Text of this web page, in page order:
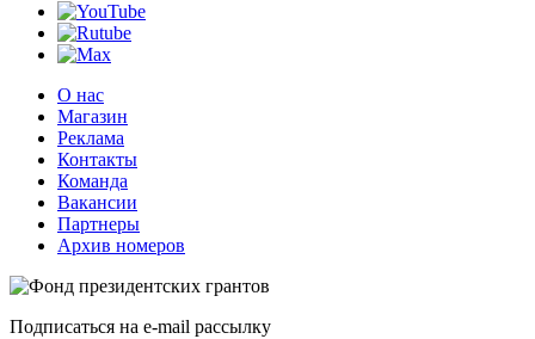
О нас
Магазин
Реклама
Контакты
Команда
Вакансии
Партнеры
Архив номеров
Подписаться на e-mail рассылку